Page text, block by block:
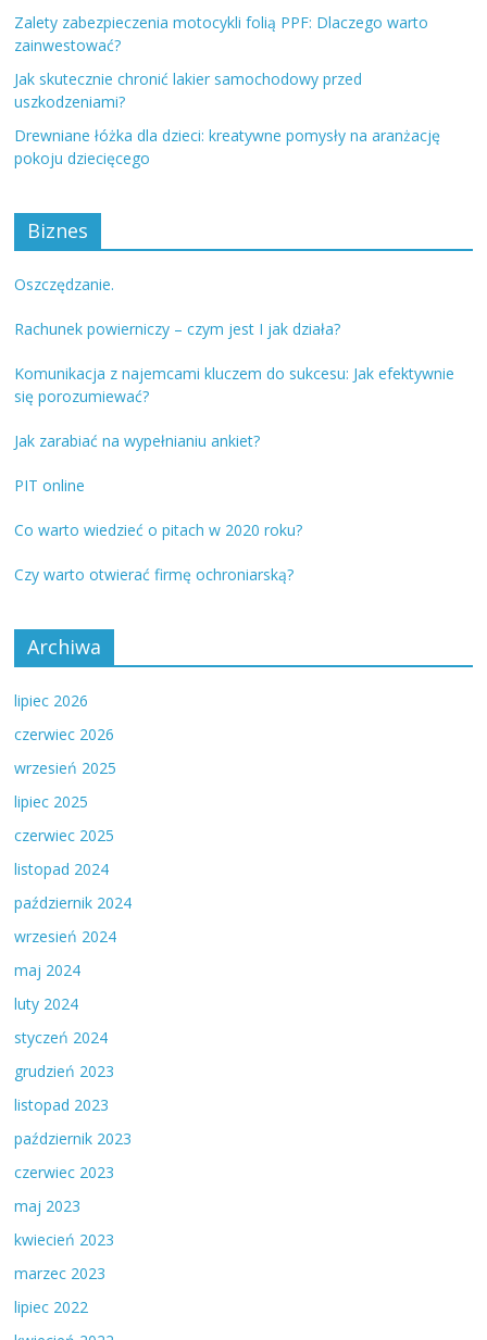
Zalety zabezpieczenia motocykli folią PPF: Dlaczego warto
zainwestować?
Jak skutecznie chronić lakier samochodowy przed
uszkodzeniami?
Drewniane łóżka dla dzieci: kreatywne pomysły na aranżację
pokoju dziecięcego
Biznes
Oszczędzanie.
Rachunek powierniczy – czym jest I jak działa?
Komunikacja z najemcami kluczem do sukcesu: Jak efektywnie
się porozumiewać?
Jak zarabiać na wypełnianiu ankiet?
PIT online
Co warto wiedzieć o pitach w 2020 roku?
Czy warto otwierać firmę ochroniarską?
Archiwa
lipiec 2026
czerwiec 2026
wrzesień 2025
lipiec 2025
czerwiec 2025
listopad 2024
październik 2024
wrzesień 2024
maj 2024
luty 2024
styczeń 2024
grudzień 2023
listopad 2023
październik 2023
czerwiec 2023
maj 2023
kwiecień 2023
marzec 2023
lipiec 2022